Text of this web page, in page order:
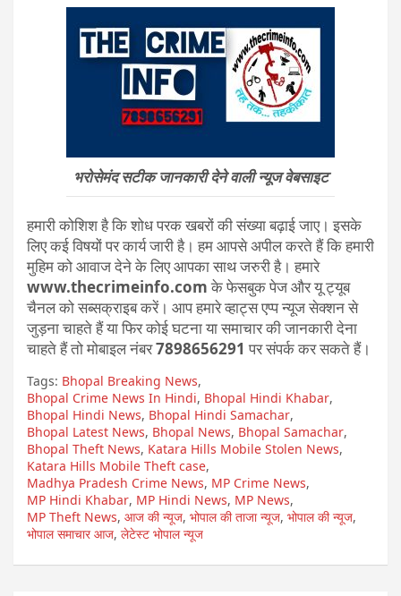
भरोसेमंद सटीक जानकारी देने वाली न्यूज वेबसाइट
हमारी कोशिश है कि शोध परक खबरों की संख्या बढ़ाई जाए। इसके
लिए कई विषयों पर कार्य जारी है। हम आपसे अपील करते हैं कि हमारी
मुहिम को आवाज देने के लिए आपका साथ जरुरी है। हमारे
www.thecrimeinfo.comके फेसबुक पेज और यू ट्यूब
चैनल को सब्सक्राइब करें। आप हमारे व्हाट्स एप्प न्यूज सेक्शन से
जुड़ना चाहते हैं या फिर कोई घटना या समाचार की जानकारी देना
चाहते हैं तो मोबाइल नंबर7898656291 पर संपर्क कर सकते हैं।
Tags: Bhopal Breaking News,
Bhopal Crime News In Hindi, Bhopal Hindi Khabar,
Bhopal Hindi News, Bhopal Hindi Samachar,
Bhopal Latest News, Bhopal News, Bhopal Samachar,
Bhopal Theft News, Katara Hills Mobile Stolen News,
Katara Hills Mobile Theft case,
Madhya Pradesh Crime News, MP Crime News,
MP Hindi Khabar, MP Hindi News, MP News,
MP Theft News, आज की न्यूज, भोपाल की ताजा न्यूज, भोपाल की न्यूज,
भोपाल समाचार आज, लेटेस्ट भोपाल न्यूज